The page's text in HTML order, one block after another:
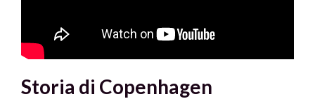
Storia di Copenhagen